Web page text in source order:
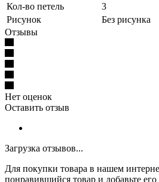
Кол-во петель
3
Рисунок
Без рисунка
Отзывы
Нет оценок
Оставить отзыв
Загрузка отзывов...
Для покупки товара в нашем
понравившийся товар и добавьте его